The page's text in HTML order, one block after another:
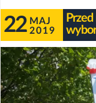
22 MAJ
2019